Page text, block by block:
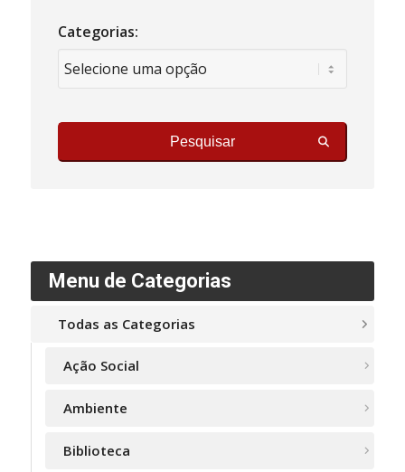
Categorias:
Pesquisar
Menu de Categorias
Todas as Categorias
Ação Social
Ambiente
Biblioteca